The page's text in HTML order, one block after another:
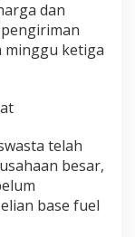
dan
minggu ketiga
telah
besar,
base fuel